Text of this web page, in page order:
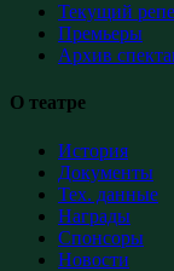
Текущий
Премьеры
Архив
О театре
История
Документы
Тех. данные
Награды
Спонсоры
Новости